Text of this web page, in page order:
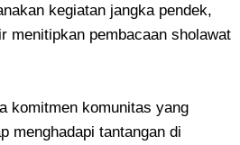
kegiatan jangka pendek,
menitipkan pembacaan sholawat
komitmen komunitas yang
menghadapi tantangan di